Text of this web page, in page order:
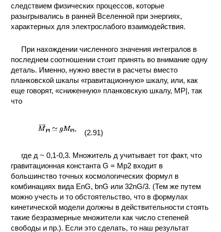
следствием физических процессов, которые
разыгрывались в ранней Вселенной при энергиях,
характерных для электрослабого взаимодействия.
При нахождении численного значения интегралов в
последнем соотношении стоит принять во внимание одну
деталь. Именно, нужно ввести в расчеты вместо
планковской шкалы «гравитационную» шкалу, или, как
еще говорят, «сниженную» планковскую шкалу, МР|, так
что
(2.91)
где д ~ 0,1-0,3. Множитель д учитывает тот факт, что
гравитационная константа G = Mp2 входит в
большинство точных космологических формул в
комбинациях вида EnG, bnG или 32nG/3. (Тем же путем
можно учесть и то обстоятельство, что в формулах
кинетической модели должны в действительности стоять
такие безразмерные множители как число степеней
свободы и пр.). Если это сделать, то наш результат